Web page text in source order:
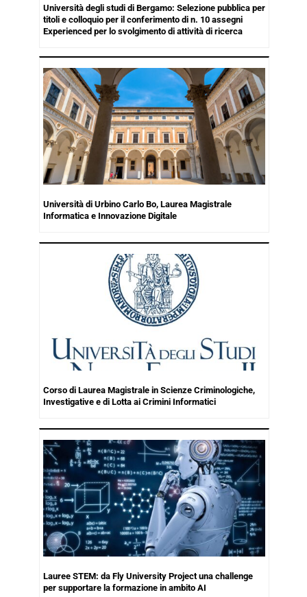
Università degli studi di Bergamo: Selezione pubblica per
titoli e colloquio per il conferimento di n. 10 assegni
Experienced per lo svolgimento di attività di ricerca
Università di Urbino Carlo Bo, Laurea Magistrale
Informatica e Innovazione Digitale
Corso di Laurea Magistrale in Scienze Criminologiche,
Investigative e di Lotta ai Crimini Informatici
Lauree STEM: da Fly University Project una challenge
per supportare la formazione in ambito AI